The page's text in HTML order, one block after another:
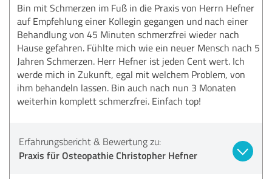
Bin mit Schmerzen im Fuß in die Praxis von Herrn Hefner
auf Empfehlung einer Kollegin gegangen und nach einer
Behandlung von 45 Minuten schmerzfrei wieder nach
Hause gefahren. Fühlte mich wie ein neuer Mensch nach 5
Jahren Schmerzen. Herr Hefner ist jeden Cent wert. Ich
werde mich in Zukunft, egal mit welchem Problem, von
ihm behandeln lassen. Bin auch nach nun 3 Monaten
weiterhin komplett schmerzfrei. Einfach top!
Erfahrungsbericht & Bewertung zu:
Praxis für Osteopathie Christopher Hefner